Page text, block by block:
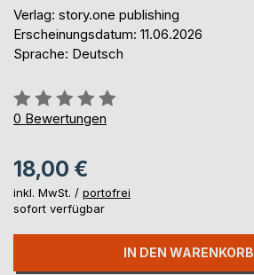
Verlag: story.one publishing
Erscheinungsdatum: 11.06.2026
Sprache: Deutsch
Bewertung::
0%
0 Bewertungen
18,00 €
inkl. MwSt. / portofrei
sofort verfügbar
IN DEN WARENKORB